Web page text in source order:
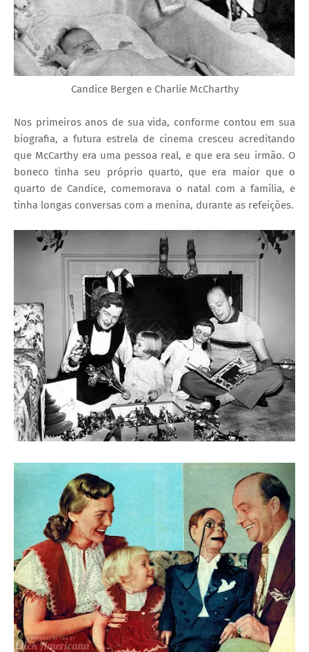
Candice Bergen e Charlie McCharthy
Nos primeiros anos de sua vida, conforme contou em sua
biografia, a futura estrela de cinema cresceu acreditando
que McCarthy era uma pessoa real, e que era seu irmão. O
boneco tinha seu próprio quarto, que era maior que o
quarto de Candice, comemorava o natal com a família, e
tinha longas conversas com a menina, durante as refeições.